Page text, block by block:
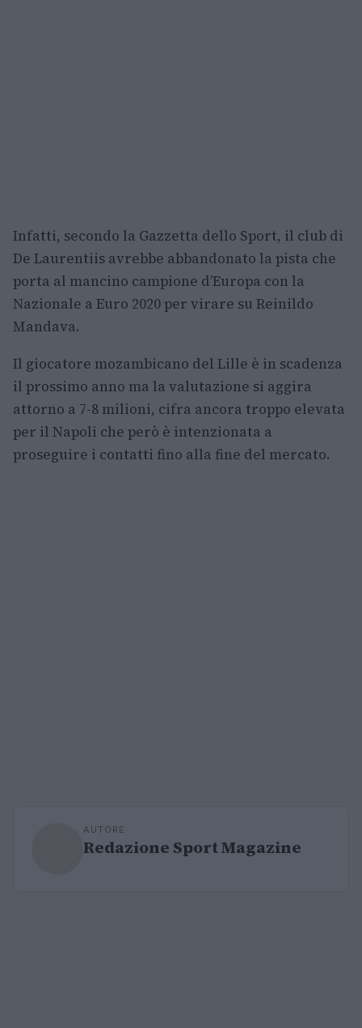
Infatti, secondo la Gazzetta dello Sport, il club di
De Laurentiis avrebbe abbandonato la pista che
porta al mancino campione d’Europa con la
Nazionale a Euro 2020 per virare su Reinildo
Mandava.
Il giocatore mozambicano del Lille è in scadenza
il prossimo anno ma la valutazione si aggira
attorno a 7-8 milioni, cifra ancora troppo elevata
per il Napoli che però è intenzionata a
proseguire i contatti fino alla fine del mercato.
AUTORE
Redazione Sport Magazine